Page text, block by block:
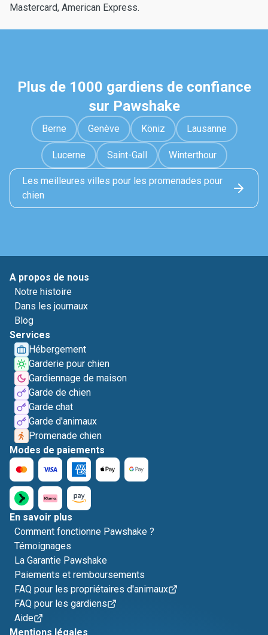
Mastercard, American Express.
Plus de 1000 gardiens de confiance
sur Pawshake
Berne Genève Köniz Lausanne
Lucerne Saint-Gall Winterthour
Les meilleures villes pour les promenades pour
chien
A propos de nous
Notre histoire
Dans les journaux
Blog
Services
Hébergement
Garderie pour chien
Gardiennage de maison
Garde de chien
Garde chat
Garde d'animaux
Promenade chien
Modes de paiements
En savoir plus
Comment fonctionne Pawshake ?
Témoignages
La Garantie Pawshake
Paiements et remboursements
FAQ pour les propriétaires d'animaux
FAQ pour les gardiens
Aide
Mentions légales